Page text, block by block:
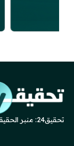
تحقيق24: منبر الحقيقة وصوت المصداقية.